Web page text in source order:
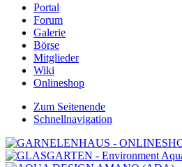
Portal
Forum
Galerie
Börse
Mitglieder
Wiki
Onlineshop
Zum Seitenende
Schnellnavigation